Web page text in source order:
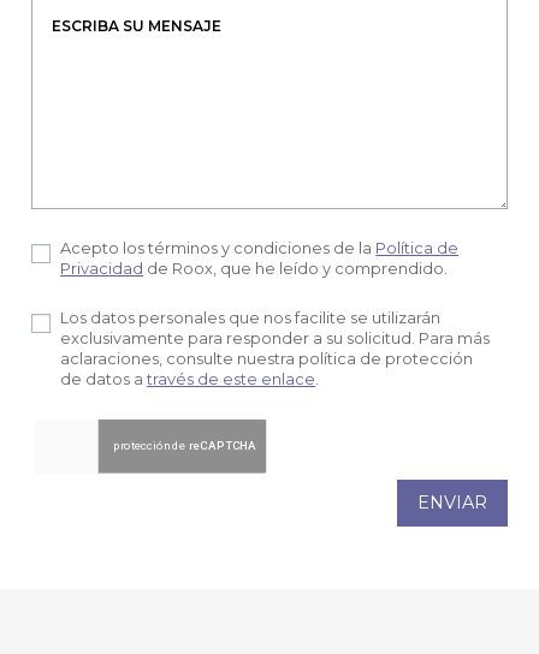
Acepto los términos y condiciones de la Política de
Privacidad de Roox, que he leído y comprendido.
Los datos personales que nos facilite se utilizarán
exclusivamente para responder a su solicitud. Para más
aclaraciones, consulte nuestra política de protección
de datos através de este enlace.
ENVIAR